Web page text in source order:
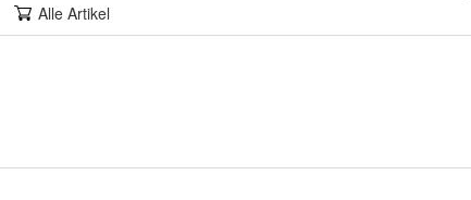
Alle Artikel